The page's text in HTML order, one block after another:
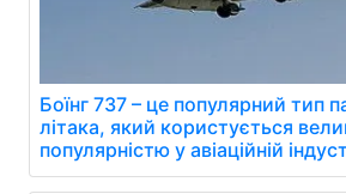
Боїнг 737 – це популярний тип
літака, який користується
популярністю у авіаційній